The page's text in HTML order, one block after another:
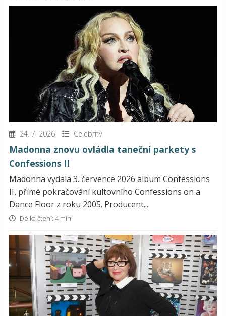
24. 7. 2026 Celebrity
Madonna znovu ovládla taneční parkety s
Confessions II
Madonna vydala 3. července 2026 album Confessions
II, přímé pokračování kultovního Confessions on a
Dance Floor z roku 2005. Producent...
Délka čtení: 4 min